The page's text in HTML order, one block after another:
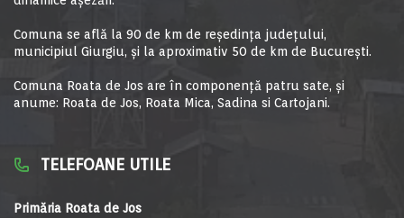
Comuna se află la 90 de km de reşedinţa judeţului,
municipiul Giurgiu, şi la aproximativ 50 de km de Bucureşti.
Comuna Roata de Jos are în componență patru sate, și
anume: Roata de Jos, Roata Mica, Sadina si Cartojani.
TELEFOANE UTILE
Primăria Roata de Jos